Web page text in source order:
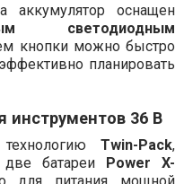
аккумулятор оснащен
светодиодным
кнопки можно быстро
планировать
инструментов 36 В
технологиюTwin-Pack,
батареи
Power X-